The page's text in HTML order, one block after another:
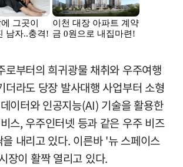
로부터의 희귀광물 채취와 우주여행
더라도 당장 발사대행 사업부터 소형
이터와 인공지능(AI) 기술을 활용한
스, 우주인터넷 등과 같은 우주 비즈
내리고 있다. 이른바 '뉴 스페이스
이 활짝 열리고 있다.